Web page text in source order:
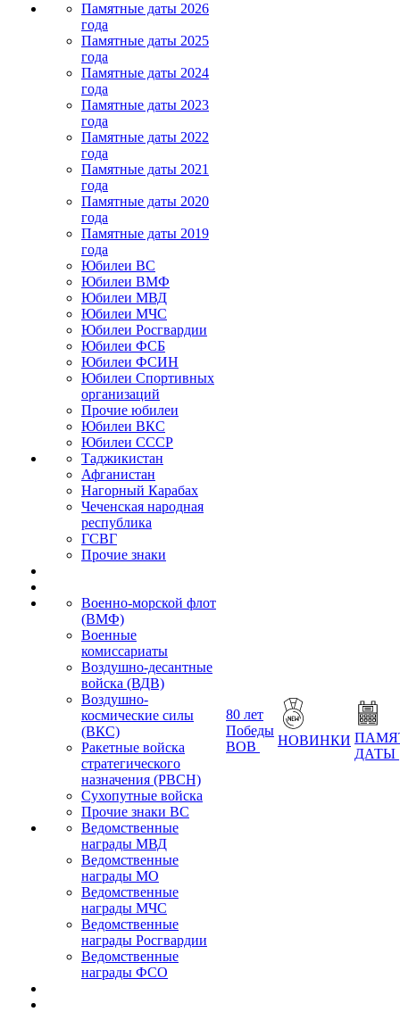
Памятные даты 2026
года
Памятные даты 2025
года
Памятные даты 2024
года
Памятные даты 2023
года
Памятные даты 2022
года
Памятные даты 2021
года
Памятные даты 2020
года
Памятные даты 2019
года
Юбилеи ВС
Юбилеи ВМФ
Юбилеи МВД
Юбилеи МЧС
Юбилеи Росгвардии
Юбилеи ФСБ
Юбилеи ФСИН
Юбилеи Спортивных
организаций
Прочие юбилеи
Юбилеи ВКС
Юбилеи СССР
Таджикистан
Афганистан
Нагорный Карабах
Чеченская народная
республика
ГСВГ
Прочие знаки
Военно-морской флот
(ВМФ)
Военные
комиссариаты
Воздушно-десантные
войска (ВДВ)
Воздушно-
космические силы
(ВКС)
Ракетные войска
стратегического
назначения (РВСН)
Сухопутные войска
Прочие знаки ВС
Ведомственные
награды МВД
Ведомственные
награды МО
Ведомственные
награды МЧС
Ведомственные
награды Росгвардии
Ведомственные
награды ФСО
80 лет
Победы
ВОВ
НОВИНКИ
ДАТЫ